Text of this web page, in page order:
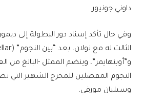
داوني جونيور.
وفي حال تأكد إسناد دور البطولة إلى
النجوم المفضلين للمخرج الشهير التي
وسيليان مورفي.